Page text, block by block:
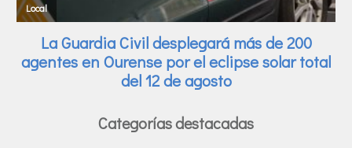
Categorías destacadas